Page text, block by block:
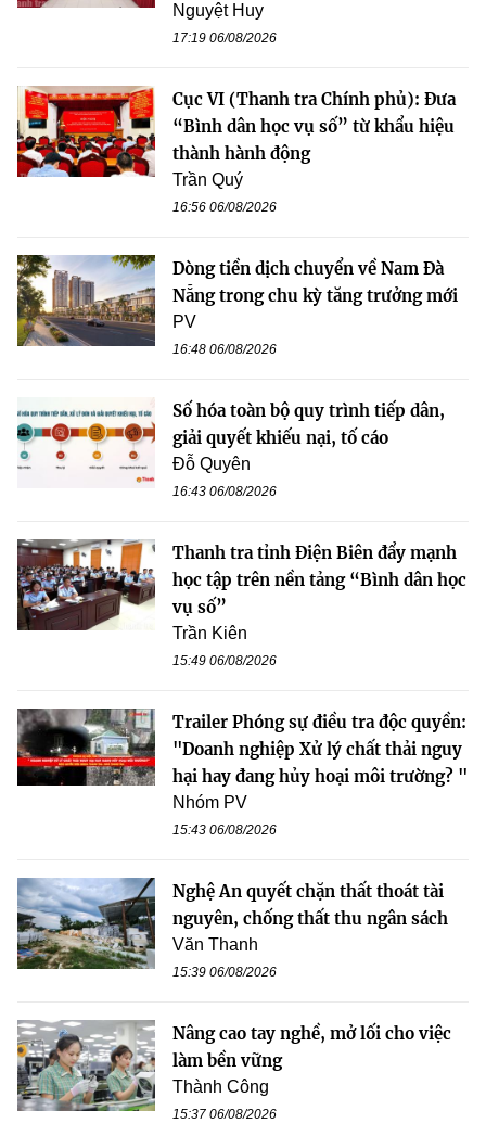
Nguyệt Huy
17:19 06/08/2026
Cục VI (Thanh tra Chính phủ): Đưa
“Bình dân học vụ số” từ khẩu hiệu
thành hành động
Trần Quý
16:56 06/08/2026
Dòng tiền dịch chuyển về Nam Đà
Nẵng trong chu kỳ tăng trưởng mới
PV
16:48 06/08/2026
Số hóa toàn bộ quy trình tiếp dân,
giải quyết khiếu nại, tố cáo
Đỗ Quyên
16:43 06/08/2026
Thanh tra tỉnh Điện Biên đẩy mạnh
học tập trên nền tảng “Bình dân học
vụ số”
Trần Kiên
15:49 06/08/2026
Trailer Phóng sự điều tra độc quyền:
"Doanh nghiệp Xử lý chất thải nguy
hại hay đang hủy hoại môi trường? "
Nhóm PV
15:43 06/08/2026
Nghệ An quyết chặn thất thoát tài
nguyên, chống thất thu ngân sách
Văn Thanh
15:39 06/08/2026
Nâng cao tay nghề, mở lối cho việc
làm bền vững
Thành Công
15:37 06/08/2026